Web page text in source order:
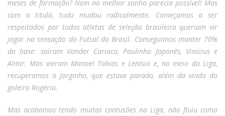
meses de formação? Nem no melhor sonho parecia possível! Mas
com o titulo, tudo mudou radicalmente. Começamos a ser
respeitados por todos atletas de seleção brasileira queriam vir
jogar na sensação do Futsal do Brasil. Conseguimos manter 70%
da base: saíram Vander Carioca, Paulinho Japonês, Vinicius e
Almir. Mas vieram Manoel Tobias e Lenisio e, no meio da Liga,
recuperamos o Jorginho, que estava parado, além da vinda do
goleiro Rogério.
Mas acabamos tendo muitas contusões na Liga, não fluiu como